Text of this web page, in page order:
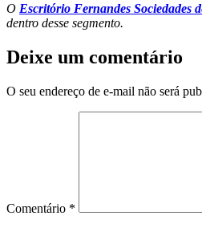
O Escritório Fernandes Sociedades
dentro desse segmento.
Deixe um comentário
O seu endereço de e-mail não será
Comentário *